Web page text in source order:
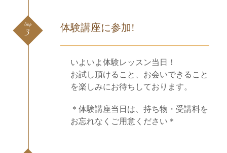
Step
3 体験講座に参加!
いよいよ体験レッスン当日！
お試し頂けること、お会いできること
を楽しみにお待ちしております。
＊体験講座当日は、持ち物・受講料を
お忘れなくご用意ください＊